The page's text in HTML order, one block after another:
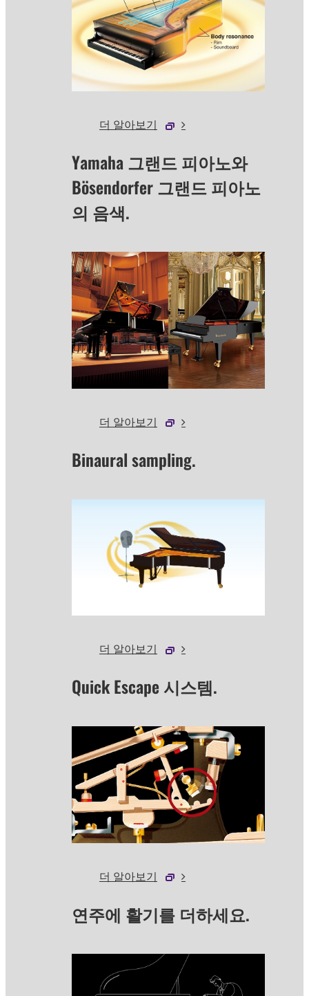
더 알아보기
Yamaha 그랜드 피아노와
Bösendorfer 그랜드 피아노
의 음색.
더 알아보기
Binaural sampling.
더 알아보기
Quick Escape 시스템.
더 알아보기
연주에 활기를 더하세요.